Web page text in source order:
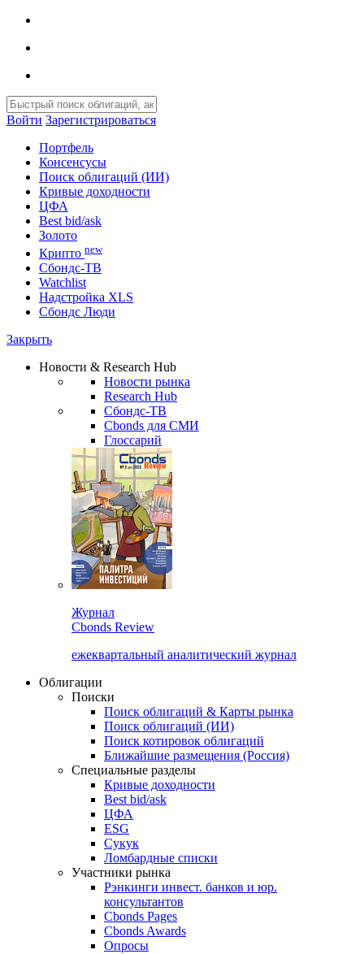
Войти Зарегистрироваться
Портфель
Консенсусы
Поиск облигаций (ИИ)
Кривые доходности
ЦФА
Best bid/ask
Золото
Крипто new
Сбондс-ТВ
Watchlist
Надстройка XLS
Сбондс Люди
Закрыть
Новости & Research Hub
Новости рынка
Research Hub
Сбондс-ТВ
Cbonds для СМИ
Глоссарий
Журнал
Cbonds Review
ежеквартальный аналитический журнал
Облигации
Поиски
Поиск облигаций & Карты рынка
Поиск облигаций (ИИ)
Поиск котировок облигаций
Ближайшие размещения (Россия)
Специальные разделы
Кривые доходности
Best bid/ask
ЦФА
ESG
Сукук
Ломбардные списки
Участники рынка
Рэнкинги инвест. банков и юр.
консультантов
Cbonds Pages
Cbonds Awards
Опросы